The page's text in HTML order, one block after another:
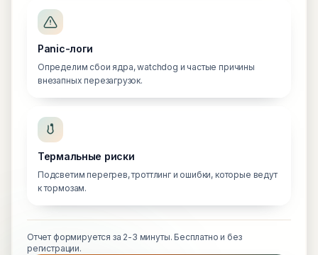
Panic-логи
Определим сбои ядра, watchdog и частые причины
внезапных перезагрузок.
Термальные риски
Подсветим перегрев, троттлинг и ошибки, которые ведут
к тормозам.
Отчет формируется за 2-3 минуты. Бесплатно и без
регистрации.